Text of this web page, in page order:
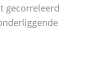
gecorreleerd